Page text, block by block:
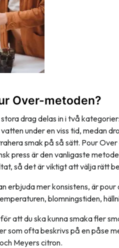
Over-metoden?
drag delas in i två
under en viss tid, medan
smak på så sätt. Pour
press är den vanligaste
så det är viktigt att välja rätt
erbjuda mer konsistens, är
blomningstiden,
att du ska kunna smaka fler
som ofta beskrivs på en påse
Meyers citron.